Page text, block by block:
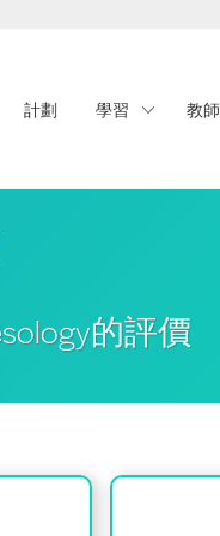
計劃 學習 教師
的評價